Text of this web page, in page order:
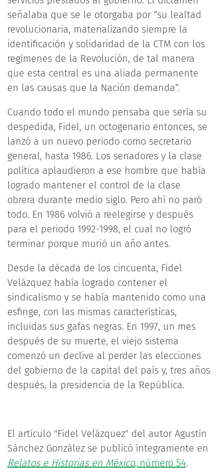
señalaba que se le otorgaba por “su lealtad
revolucionaria, materializando siempre la
identificación y solidaridad de la CTM con los
regímenes de la Revolución, de tal manera
que esta central es una aliada permanente
en las causas que la Nación demanda”.
Cuando todo el mundo pensaba que sería su
despedida, Fidel, un octogenario entonces, se
lanzó a un nuevo periodo como secretario
general, hasta 1986. Los senadores y la clase
política aplaudieron a ese hombre que había
logrado mantener el control de la clase
obrera durante medio siglo. Pero ahí no paró
todo. En 1986 volvió a reelegirse y después
para el periodo 1992-1998, el cual no logró
terminar porque murió un año antes.
Desde la década de los cincuenta, Fidel
Velázquez había logrado contener el
sindicalismo y se había mantenido como una
esfinge, con las mismas características,
incluidas sus gafas negras. En 1997, un mes
después de su muerte, el viejo sistema
comenzó un declive al perder las elecciones
del gobierno de la capital del país y, tres años
después, la presidencia de la República.
El artículo "Fidel Velázquez" del autor Agustín
Sánchez González se publicó íntegramente en
Relatos e Historias en México, número 54.